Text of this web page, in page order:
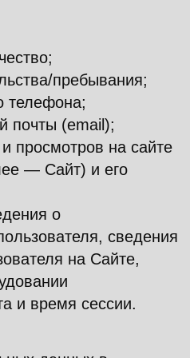
Сайте,
в
может
следующих
цели,
с
интервью,
на Сайте;
включая,
мне
моих